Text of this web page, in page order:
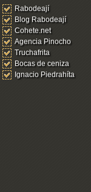
Rabodeají
Blog Rabodeají
Cohete.net
Agencia Pinocho
Truchafrita
Bocas de ceniza
Ignacio Piedrahíta